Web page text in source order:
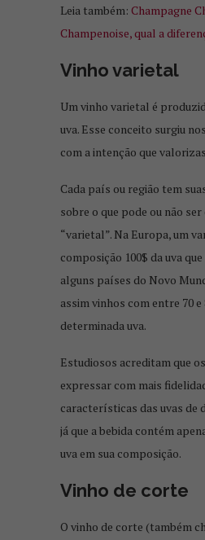
Leia também: Champagne
Champenoise, qual a
Vinho varietal
Um vinho varietal é
uva. Esse conceito surgiu
com a intenção que
Cada país ou região tem
sobre o que pode ou não ser
“varietal”. Na Europa, um
composição 100$ da uva
alguns países do Novo
assim vinhos com entre 70 e
determinada uva.
Estudiosos acreditam que
expressar com mais
características das uvas de
já que a bebida contém
uva em sua composição.
Vinho de corte
O vinho de corte (também